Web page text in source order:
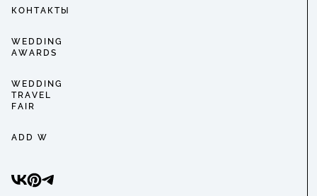
КОНТАКТЫ
WEDDING
AWARDS
WEDDING
TRAVEL
FAIR
ADD W